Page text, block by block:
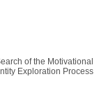
of the Motivational
Exploration Process